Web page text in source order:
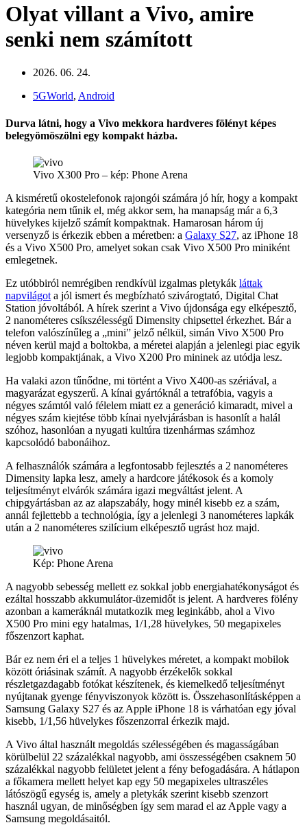
Olyat villant a Vivo, amire
senki nem számított
2026. 06. 24.
5GWorld, Android
Durva látni, hogy a Vivo mekkora hardveres fölényt képes
belegyömöszölni egy kompakt házba.
Vivo X300 Pro – kép: Phone Arena
A kisméretű okostelefonok rajongói számára jó hír, hogy a kompakt
kategória nem tűnik el, még akkor sem, ha manapság már a 6,3
hüvelykes kijelző számít kompaktnak. Hamarosan három új
versenyző is érkezik ebben a méretben: a Galaxy S27, az iPhone 18
és a Vivo X500 Pro, amelyet sokan csak Vivo X500 Pro miniként
emlegetnek.
Ez utóbbiról nemrégiben rendkívül izgalmas pletykák láttak
napvilágot a jól ismert és megbízható szivárogtató, Digital Chat
Station jóvoltából. A hírek szerint a Vivo újdonsága egy elképesztő,
2 nanométeres csíkszélességű Dimensity chipsettel érkezhet. Bár a
telefon valószínűleg a „mini” jelző nélkül, simán Vivo X500 Pro
néven kerül majd a boltokba, a méretei alapján a jelenlegi piac egyik
legjobb kompaktjának, a Vivo X200 Pro mininek az utódja lesz.
Ha valaki azon tűnődne, mi történt a Vivo X400-as szériával, a
magyarázat egyszerű. A kínai gyártóknál a tetrafóbia, vagyis a
négyes számtól való félelem miatt ez a generáció kimaradt, mivel a
négyes szám kiejtése több kínai nyelvjárásban is hasonlít a halál
szóhoz, hasonlóan a nyugati kultúra tizenhármas számhoz
kapcsolódó babonáihoz.
A felhasználók számára a legfontosabb fejlesztés a 2 nanométeres
Dimensity lapka lesz, amely a hardcore játékosok és a komoly
teljesítményt elvárók számára igazi megváltást jelent. A
chipgyártásban az az alapszabály, hogy minél kisebb ez a szám,
annál fejlettebb a technológia, így a jelenlegi 3 nanométeres lapkák
után a 2 nanométeres szilícium elképesztő ugrást hoz majd.
Kép: Phone Arena
A nagyobb sebesség mellett ez sokkal jobb energiahatékonyságot és
ezáltal hosszabb akkumulátor-üzemidőt is jelent. A hardveres fölény
azonban a kameráknál mutatkozik meg leginkább, ahol a Vivo
X500 Pro mini egy hatalmas, 1/1,28 hüvelykes, 50 megapixeles
főszenzort kaphat.
Bár ez nem éri el a teljes 1 hüvelykes méretet, a kompakt mobilok
között óriásinak számít. A nagyobb érzékelők sokkal
részletgazdagabb fotókat készítenek, és kiemelkedő teljesítményt
nyújtanak gyenge fényviszonyok között is. Összehasonlításképpen a
Samsung Galaxy S27 és az Apple iPhone 18 is várhatóan egy jóval
kisebb, 1/1,56 hüvelykes főszenzorral érkezik majd.
A Vivo által használt megoldás szélességében és magasságában
körülbelül 22 százalékkal nagyobb, ami összességében csaknem 50
százalékkal nagyobb felületet jelent a fény befogadására. A hátlapon
a főkamera mellett helyet kap egy 50 megapixeles ultraszéles
látószögű egység is, amely a pletykák szerint kisebb szenzort
használ ugyan, de minőségben így sem marad el az Apple vagy a
Samsung megoldásaitól.